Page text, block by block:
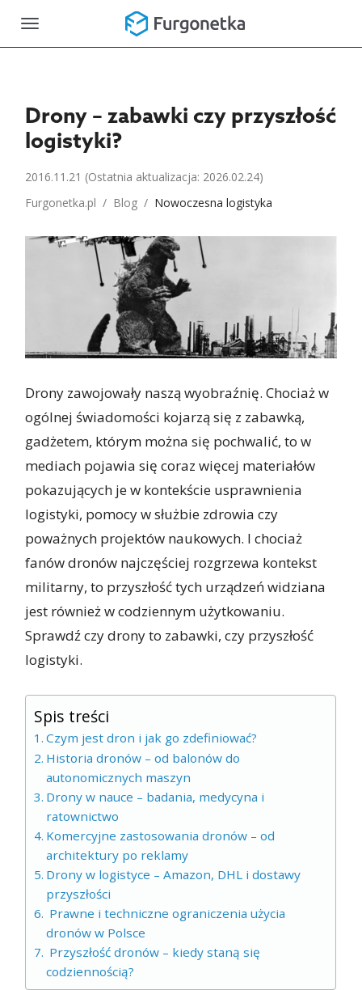
Toggle
Drony – zabawki czy przyszłość
logistyki?
2016.11.21 (Ostatnia aktualizacja: 2026.02.24)
Furgonetka.pl / Blog / Nowoczesna logistyka
Drony zawojowały naszą wyobraźnię. Chociaż w
ogólnej świadomości kojarzą się z zabawką,
gadżetem, którym można się pochwalić, to w
mediach pojawia się coraz więcej materiałów
pokazujących je w kontekście usprawnienia
logistyki, pomocy w służbie zdrowia czy
poważnych projektów naukowych. I chociaż
fanów dronów najczęściej rozgrzewa kontekst
militarny, to przyszłość tych urządzeń widziana
jest również w codziennym użytkowaniu.
Sprawdź czy drony to zabawki, czy przyszłość
logistyki.
Spis treści
Czym jest dron i jak go zdefiniować?
Historia dronów – od balonów do
autonomicznych maszyn
Drony w nauce – badania, medycyna i
ratownictwo
Komercyjne zastosowania dronów – od
architektury po reklamy
Drony w logistyce – Amazon, DHL i dostawy
przyszłości
Prawne i techniczne ograniczenia użycia
dronów w Polsce
Przyszłość dronów – kiedy staną się
codziennością?